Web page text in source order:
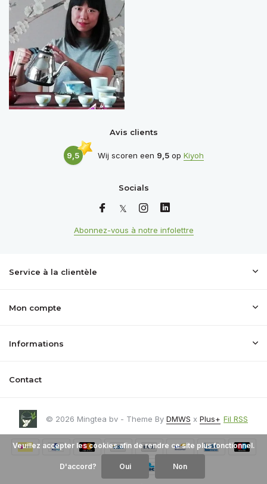
Avis clients
9,5 Wij scoren een 9,5op Kiyoh
Socials
Abonnez-vous à notre infolettre
Service à la clientèle
Mon compte
Informations
Contact
© 2026 Mingtea bv - Theme By DMWS x Plus+ Fil RSS
Veuillez accepter les cookies afin de rendre ce site plus fonctionnel.
D'accord? Oui Non